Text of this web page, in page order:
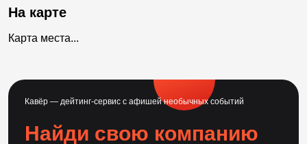
На карте
Карта места...
Кавёр — дейтинг-сервис с афишей необычных событий
Найди свою компанию